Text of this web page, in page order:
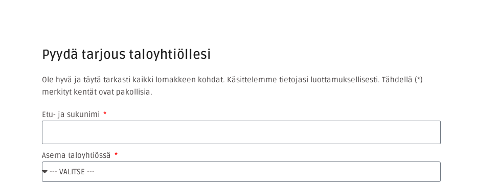
Pyydä tarjous taloyhtiöllesi
Ole hyvä ja täytä tarkasti kaikki lomakkeen kohdat. Käsittelemme tietojasi luottamuksellisesti. Tähdellä (*)
merkityt kentät ovat pakollisia.
Etu- ja sukunimi
Asema taloyhtiössä